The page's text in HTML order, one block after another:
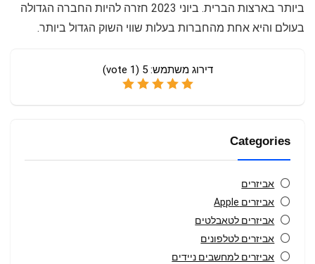
ביותר בארצות הברית. ביוני 2023 חזרה להיות החברה הגדולה
בעולם והיא אחת מהחברות בעלות שווי השוק הגדול ביותר.
דירוג משתמש:5
(
1
Categories
אביזרים
אביזרים Apple
אביזרים לטאבלטים
אביזרים לטלפונים
אביזרים למחשבים ניידים